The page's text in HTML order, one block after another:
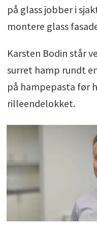
på glass jobber i
montere glass
Karsten Bodin står
surret hamp rundt
på hampepasta før
rilleendelokket.